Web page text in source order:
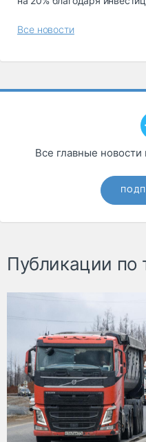
Все новости
Все главные
Публикации по